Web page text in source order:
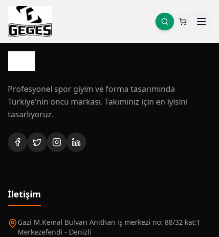
Profesyonel spor giyim ve forma tasarımında
Türkiye'nin öncü markası. Takımınız için en iyisini
tasarlıyoruz.
İletişim
Gazi M.Kemal Bulvarı Anıthan iş merkezi no: 88/32 kat:1
Merkezefendi - Denizli